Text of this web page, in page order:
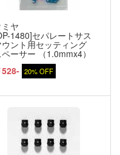
ミヤ
1480]セパレートサス
ウント用セッティング
ーサー （1.0mmx4）
528- 20% OFF